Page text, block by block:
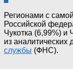
Регионами с
Российской
Чукотка (6,99%) и
из аналитических
службы (ФНС).